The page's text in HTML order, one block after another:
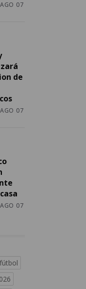
07
de
07
07
fútbol